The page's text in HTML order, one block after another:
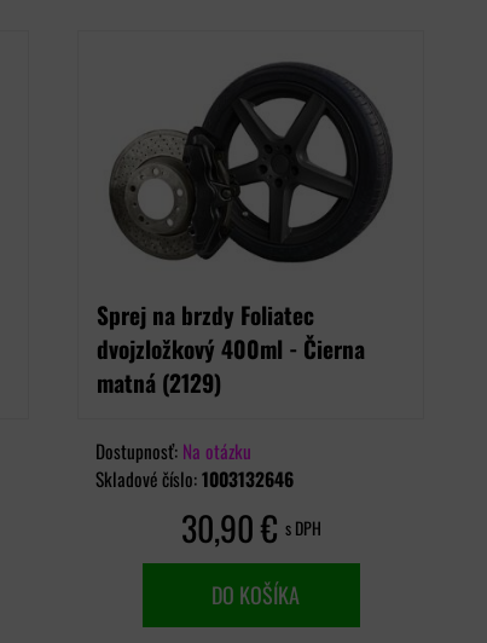
Sprej na brzdy Foliatec
dvojzložkový 400ml - Čierna
matná (2129)
Dostupnosť: Na otázku
Skladové číslo:1003132646
30,90 € s DPH
DO KOŠÍKA